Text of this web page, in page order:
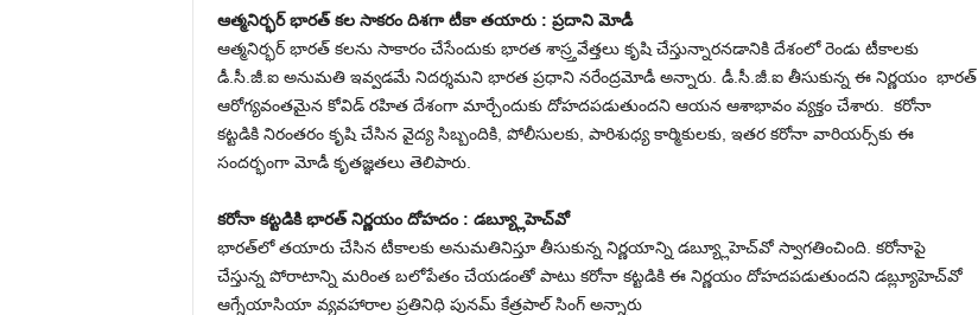
ఆత్మ‌నిర్భ‌ర్ భార‌త్ క‌ల సాకరం దిశ‌గా టీకా త‌యారు : ప్ర‌దాని మోడీ
ఆత్మనిర్భ‌ర్ భార‌త్ క‌ల‌ను సాకారం చేసేందుకు భార‌త శాస్ర్త‌వేత్త‌లు కృషి చేస్తున్నార‌న‌డానికి దేశంలో రెండు టీకాల‌కు
డీ.సీ.జీ.ఐ అనుమ‌తి ఇవ్వ‌డ‌మే నిద‌ర్శ‌మ‌ని భార‌త ప్ర‌ధాని న‌రేంద్ర‌మోడీ అన్నారు. డీ.సీ.జీ.ఐ తీసుకున్న ఈ నిర్ణ‌యం భార‌త్
ఆరోగ్య‌వంత‌మైన కోవిడ్ ర‌హిత దేశంగా మార్చేందుకు దోహ‌ద‌ప‌డుతుంద‌ని ఆయ‌న ఆశాభావం వ్య‌క్తం చేశారు. క‌రోనా
క‌ట్ట‌డికి నిరంత‌రం కృషి చేసిన వైద్య సిబ్బందికి, పోలీసుల‌కు, పారి‌శుధ్య కార్మికుల‌కు, ఇత‌ర క‌రోనా వారియ‌ర్స్‌కు ఈ
సంద‌ర్భంగా మోడీ కృత‌జ్ఞ‌తలు తెలిపారు.
క‌రోనా క‌ట్ట‌డికి భార‌త్ నిర్ణ‌యం దోహ‌దం : డ‌బ్య్లూహెచ్‌వో
భార‌త్‌లో త‌యారు చేసిన టీకాల‌కు అనుమ‌తినిస్తూ తీసుకున్న నిర్ణ‌యాన్ని డ‌బ్య్లూహెచ్‌వో స్వాగ‌తించింది. క‌రోనాపై
చేస్తున్న పోరాటాన్ని మ‌రింత బ‌లోపేతం చేయ‌డంతో పాటు క‌రోనా క‌ట్ట‌డికి ఈ నిర్ణ‌యం దోహ‌ద‌పడుతుంద‌ని డ‌బ్ల్యూహెచ్‌వో
ఆగ్నేయాసియా వ్య‌వ‌హారాల ప్ర‌తినిధి పున‌మ్ కేత్ర‌పాల్ సింగ్ అన్నారు